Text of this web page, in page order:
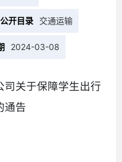
公开目录 交通运输
2024-03-08
司关于保障学生出行
通告